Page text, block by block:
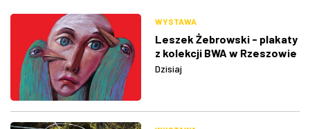
WYSTAWA
Leszek Żebrowski - plakaty
z kolekcji BWA w Rzeszowie
Dzisiaj